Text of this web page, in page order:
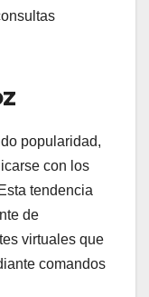
popularidad,
con los
tendencia
de
virtuales que
comandos